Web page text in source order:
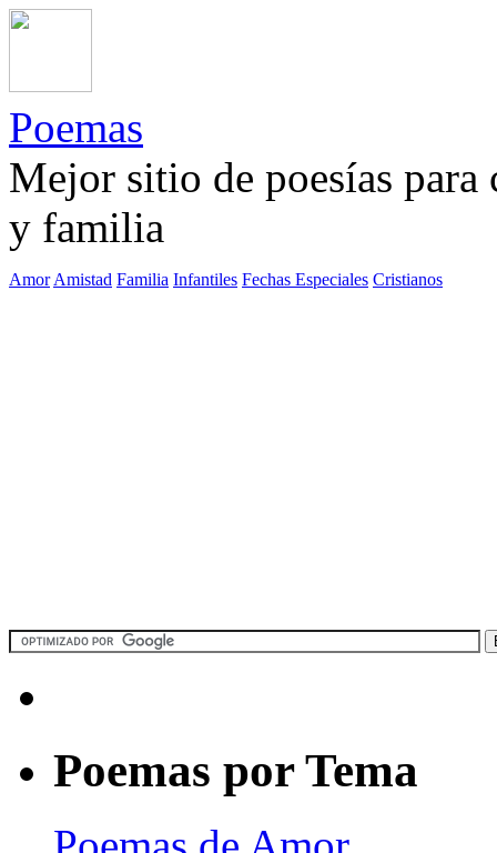
Poemas
Mejor sitio de poesías
y familia
Amor Amistad Familia Infantiles Fechas Especiales Cristianos
Poemas por Tema